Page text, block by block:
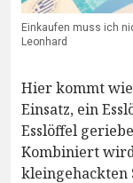
Einkaufen muss ich
Leonhard
Hier kommt
Einsatz, ein
Esslöffel
Kombiniert
kleingehackten